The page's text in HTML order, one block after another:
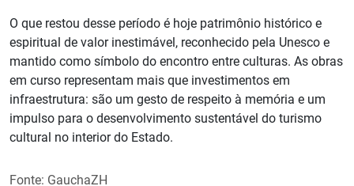
O que restou desse período é hoje patrimônio histórico e
espiritual de valor inestimável, reconhecido pela Unesco e
mantido como símbolo do encontro entre culturas. As obras
em curso representam mais que investimentos em
infraestrutura: são um gesto de respeito à memória e um
impulso para o desenvolvimento sustentável do turismo
cultural no interior do Estado.
Fonte: GauchaZH